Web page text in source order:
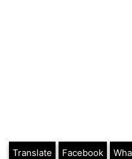
Translate Facebook